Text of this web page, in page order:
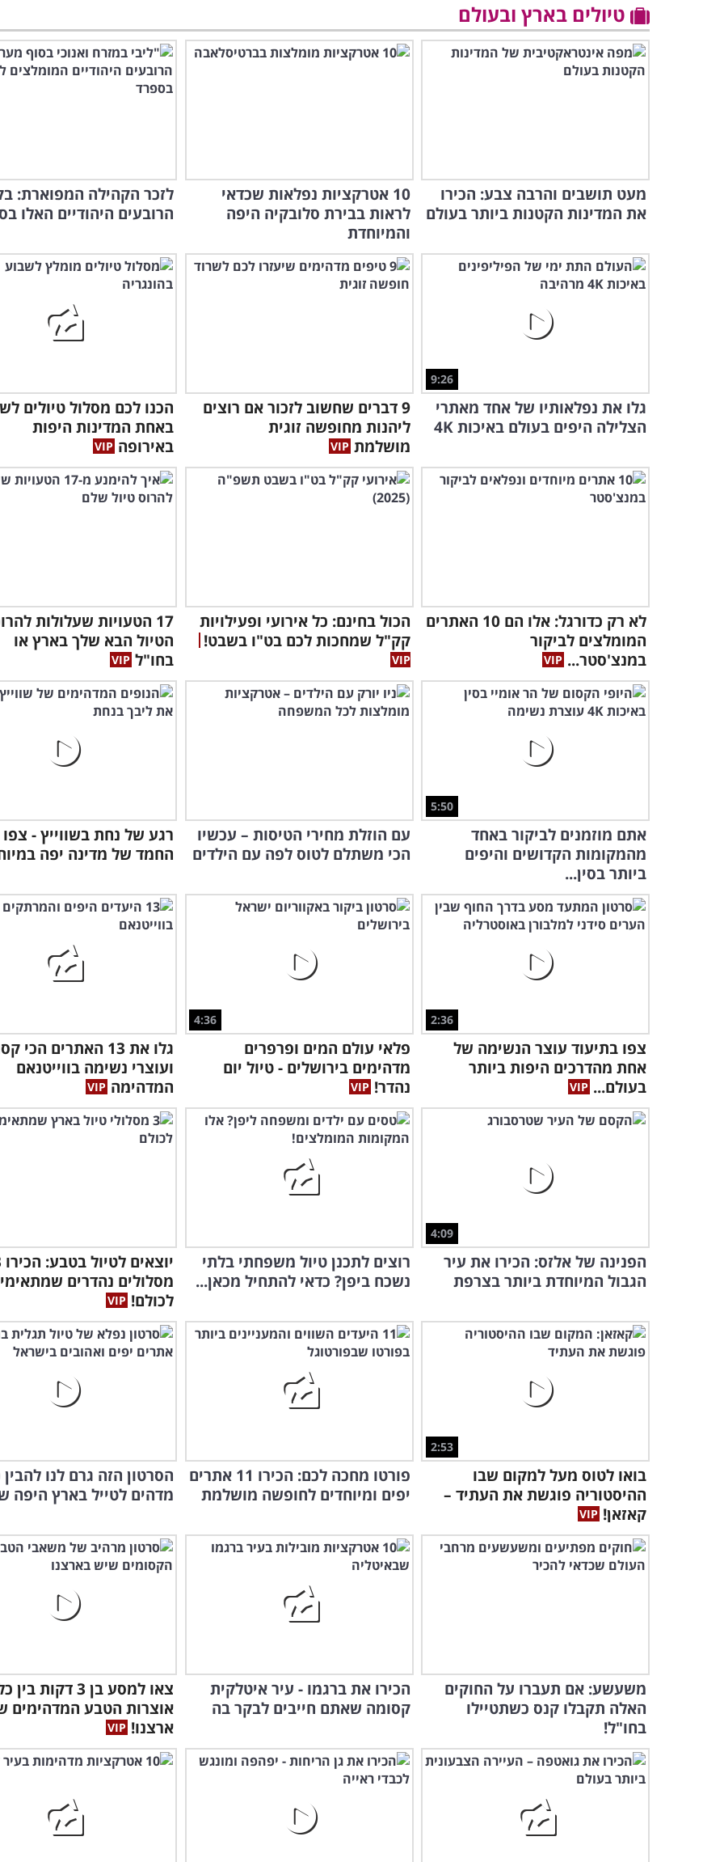
טיולים בארץ ובעולם
מעט תושבים והרבה צבע: הכירו
את המדינות הקטנות ביותר בעולם
10 אטרקציות נפלאות שכדאי
לראות בבירת סלובקיה היפה
והמיוחדת
הרובעים היהודיים האלו
9:26
גלו את נפלאותיו של אחד מאתרי
הצלילה היפים בעולם באיכות 4K
9 דברים שחשוב לזכור אם רוצים
ליהנות מחופשה זוגית
מושלמת
הכנו לכם מסלול טיולים
באחת המדינות היפות
באירופה
לא רק כדורגל: אלו הם 10 האתרים
המומלצים לביקור
במנצ'סטר...
הכול בחינם: כל אירועי ופעילויות
קק"ל שמחכות לכם בט"ו בשבט!
17 הטעויות שעלולות
הטיול הבא שלך בארץ או
בחו"ל
5:50
אתם מוזמנים לביקור באחד
מהמקומות הקדושים והיפים
ביותר בסין...
עם הוזלת מחירי הטיסות – עכשיו
הכי משתלם לטוס לפה עם הילדים
רגע של נחת בשווייץ - צפו
החמד של מדינה יפה
2:36
צפו בתיעוד עוצר הנשימה של
אחת מהדרכים היפות ביותר
בעולם...
4:36
פלאי עולם המים ופרפרים
מדהימים בירושלים - טיול יום
נהדר!
גלו את 13 האתרים הכי
ועוצרי נשימה בווייטנאם
המדהימה
4:09
הפנינה של אלזס: הכירו את עיר
הגבול המיוחדת ביותר בצרפת
רוצים לתכנן טיול משפחתי בלתי
נשכח ביפן? כדאי להתחיל מכאן...
מסלולים נהדרים
לכולם!
2:53
בואו לטוס מעל למקום שבו
ההיסטוריה פוגשת את העתיד –
קאזאן!
פורטו מחכה לכם: הכירו 11 אתרים
יפים ומיוחדים לחופשה מושלמת
הסרטון הזה גרם לנו
מדהים לטייל בארץ היפה
משעשע: אם תעברו על החוקים
האלה תקבלו קנס כשתטיילו
בחו"ל!
הכירו את ברגמו - עיר איטלקית
קסומה שאתם חייבים לבקר בה
צאו למסע בן 3 דקות בין
אוצרות הטבע המדהימים
ארצנו!